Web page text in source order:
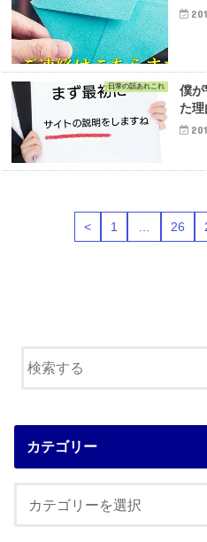
日常の話あれこれ
僕が
た理
< 1 26
カテゴリー